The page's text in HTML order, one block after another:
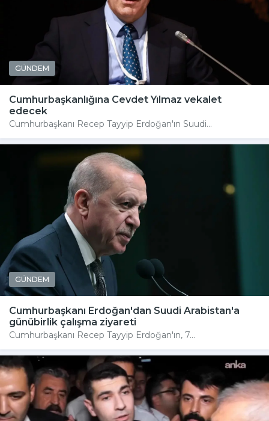
GÜNDEM
Cumhurbaşkanlığına Cevdet Yılmaz vekalet
edecek
Cumhurbaşkanı Recep Tayyip Erdoğan'ın Suudi...
GÜNDEM
Cumhurbaşkanı Erdoğan'dan Suudi Arabistan'a
günübirlik çalışma ziyareti
Cumhurbaşkanı Recep Tayyip Erdoğan'ın, 7...